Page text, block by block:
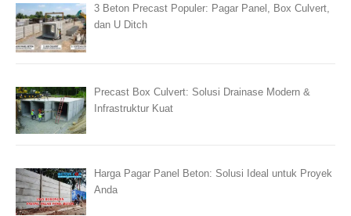
3 Beton Precast Populer: Pagar Panel, Box Culvert,
dan U Ditch
Precast Box Culvert: Solusi Drainase Modern &
Infrastruktur Kuat
Harga Pagar Panel Beton: Solusi Ideal untuk Proyek
Anda